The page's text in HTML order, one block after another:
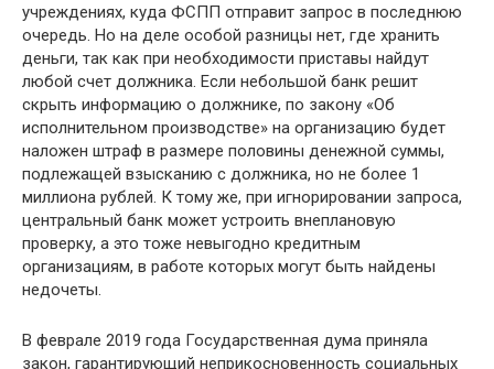
учреждениях, куда ФСПП отправит запрос в последнюю
очередь. Но на деле особой разницы нет, где хранить
деньги, так как при необходимости приставы найдут
любой счет должника. Если небольшой банк решит
скрыть информацию о должнике, по закону «Об
исполнительном производстве» на организацию будет
наложен штраф в размере половины денежной суммы,
подлежащей взысканию с должника, но не более 1
миллиона рублей. К тому же, при игнорировании запроса,
центральный банк может устроить внеплановую
проверку, а это тоже невыгодно кредитным
организациям, в работе которых могут быть найдены
недочеты.
В феврале 2019 года Государственная дума приняла
закон, гарантирующий неприкосновенность социальных